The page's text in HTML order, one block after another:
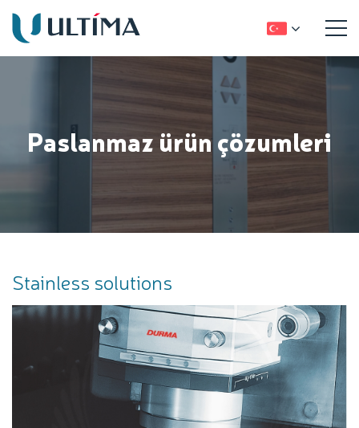
Paslanmaz ürün çözumleri
Stainless solutions